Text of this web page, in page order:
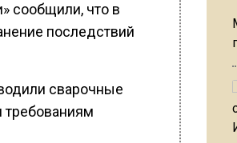
сообщили, что в
последствий
сварочные
требованиям